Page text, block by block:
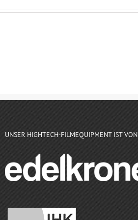
UNSER HIGHTECH-FILMEQUIPMENT IST VON